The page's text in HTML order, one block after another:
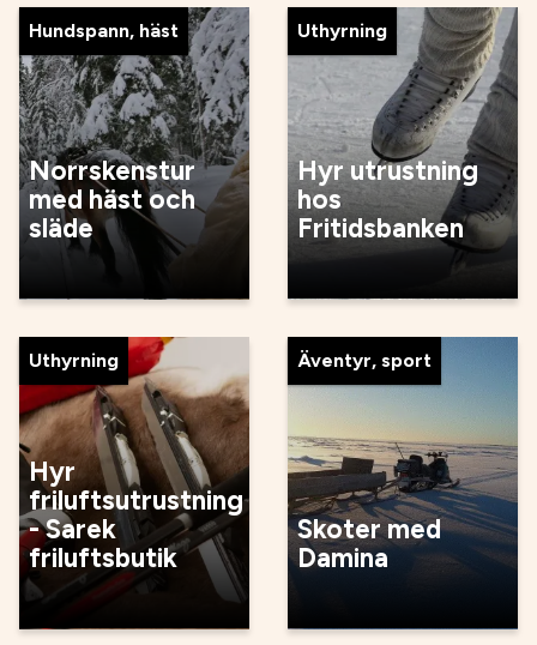
Hundspann, häst
Norrskenstur
med häst och
släde
Uthyrning
Hyr utrustning
hos
Fritidsbanken
Uthyrning
Hyr
friluftsutrustning
- Sarek
friluftsbutik
Äventyr, sport
Skoter med
Damina